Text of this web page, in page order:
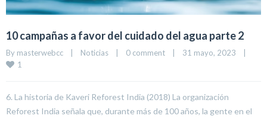
10 campañas a favor del cuidado del agua parte 2
By masterwebcc | Noticias | 0 comment | 31 mayo, 2023 |
1
6. La historia de Kaveri Reforest India (2018) La organización
Reforest India señala que, durante más de 100 años, la gente en el